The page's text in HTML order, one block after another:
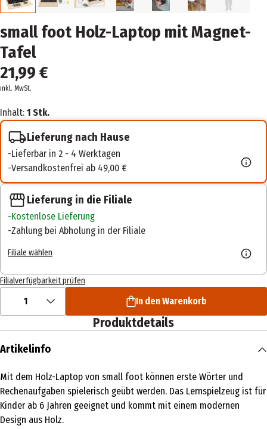
small foot Holz-Laptop mit Magnet-
Tafel
21,99 €
inkl. MwSt.
Inhalt: 1 Stk.
Lieferung nach Hause
Lieferbar in 2 - 4 Werktagen
Versandkostenfrei ab 49,00 €
Lieferung in die Filiale
Kostenlose Lieferung
Zahlung bei Abholung in der Filiale
Filiale wählen
Filialverfügbarkeit prüfen
1 In den Warenkorb
Produktdetails
Artikelinfo
Mit dem Holz-Laptop von small foot können erste Wörter und
Rechenaufgaben spielerisch geübt werden. Das Lernspielzeug ist für
Kinder ab 6 Jahren geeignet und kommt mit einem modernen
Design aus Holz.